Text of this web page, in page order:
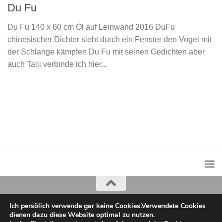
Du Fu
Du Fu 140 x 60 cm Öl auf Leinwand 2016 DuFu
chinesischer Dichter sieht durch ein Fenster den Vogel mit
der Schlange kämpfen Du Fu mit seinen Gedichten aber
auch Taiji verbinde ich hier...
Iris Greiner
copyright 2022
Ich persölich verwende gar keine Cookies.Verwendete Cookies
dienen dazu diese Website optimal zu nutzen.